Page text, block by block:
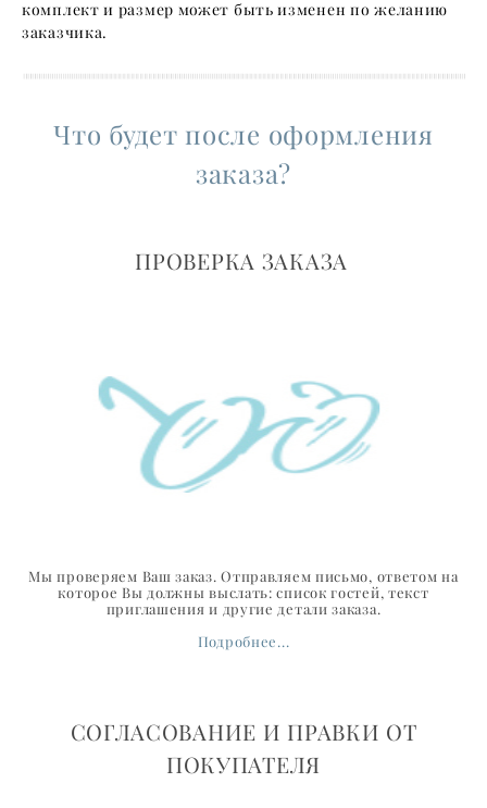
комплект и размер может быть изменен по желанию
заказчика.
Что будет после оформления
заказа?
ПРОВЕРКА ЗАКАЗА
Мы проверяем Ваш заказ. Отправляем письмо, ответом на
которое Вы должны выслать: список гостей, текст
приглашения и другие детали заказа.
Подробнее...
СОГЛАСОВАНИЕ И ПРАВКИ ОТ
ПОКУПАТЕЛЯ